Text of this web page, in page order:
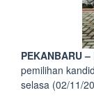
PEKANBARU –
pemilihan
selasa (02/11/